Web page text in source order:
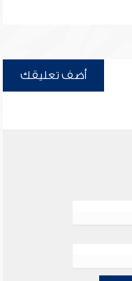
أضف تعليقك